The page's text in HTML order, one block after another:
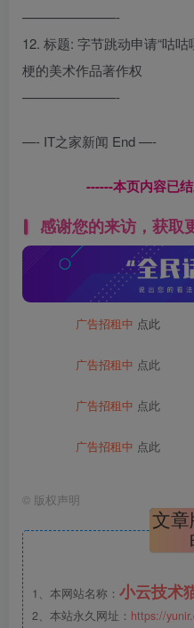
———————-
12. 标题: 字节跳动申请“咕咕
梗的美术作品著作权
———————-
—- IT之家新闻 End —-
------本页内容已
感谢您的来访，获取
广告招租中 点此
广告招租中 点此
广告招租中 点此
广告招租中 点此
© 版权声明
文
1、本网站名称： 小云技术
2、本站永久网址： https://